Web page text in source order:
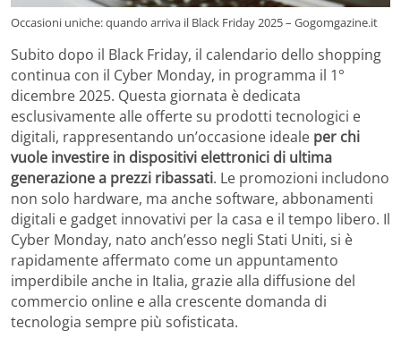
Occasioni uniche: quando arriva il Black Friday 2025 – Gogomgazine.it
Subito dopo il Black Friday, il calendario dello shopping
continua con il Cyber Monday, in programma il 1°
dicembre 2025. Questa giornata è dedicata
esclusivamente alle offerte su prodotti tecnologici e
digitali, rappresentando un’occasione ideale per chi
vuole investire in dispositivi elettronici di ultima
generazione a prezzi ribassati. Le promozioni includono
non solo hardware, ma anche software, abbonamenti
digitali e gadget innovativi per la casa e il tempo libero. Il
Cyber Monday, nato anch’esso negli Stati Uniti, si è
rapidamente affermato come un appuntamento
imperdibile anche in Italia, grazie alla diffusione del
commercio online e alla crescente domanda di
tecnologia sempre più sofisticata.